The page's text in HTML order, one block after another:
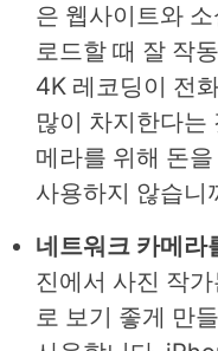
은 웹사이트와
로드할 때 잘 작
4K 레코딩이 전
많이 차지한다는
메라를 위해 돈
사용하지 않습니
네트워크 카메라
진에서 사진 작
로 보기 좋게 만